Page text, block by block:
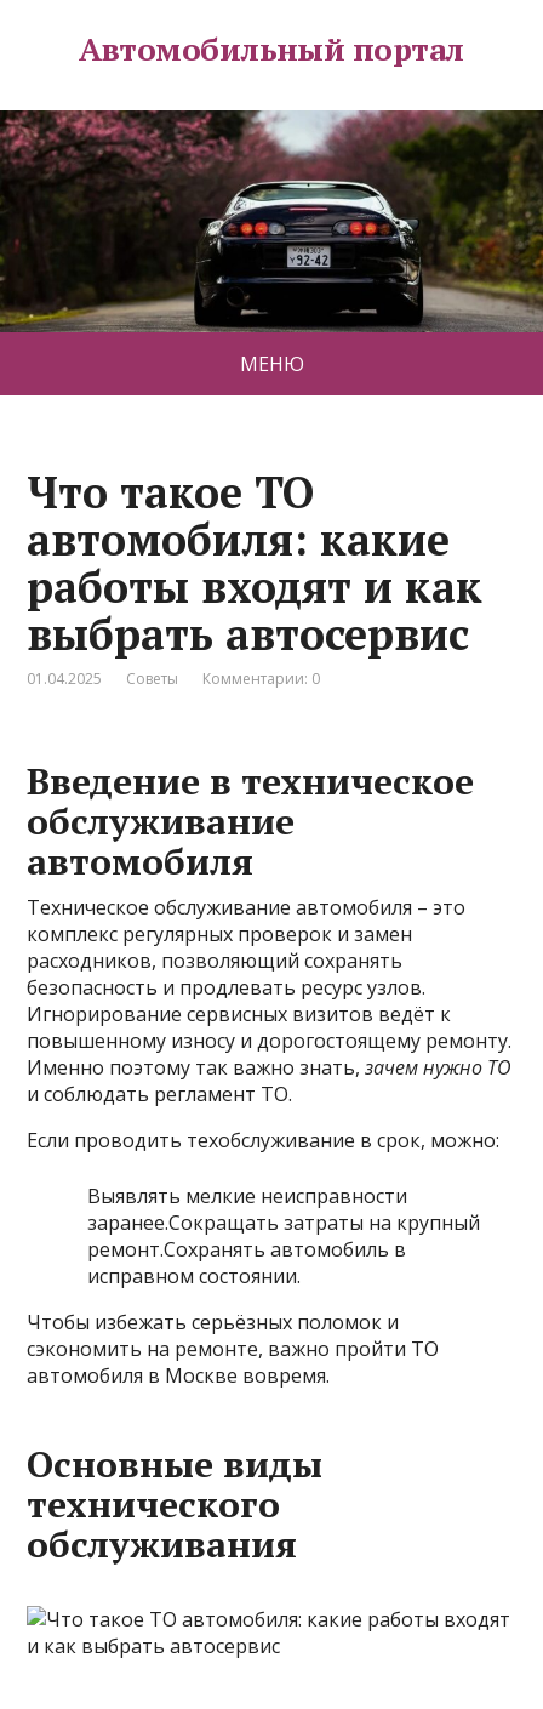
Автомобильный портал
МЕНЮ
Что такое ТО
автомобиля: какие
работы входят и как
выбрать автосервис
01.04.2025 Советы Комментарии: 0
Введение в техническое
обслуживание
автомобиля
Техническое обслуживание автомобиля – это
комплекс регулярных проверок и замен
расходников, позволяющий сохранять
безопасность и продлевать ресурс узлов.
Игнорирование сервисных визитов ведёт к
повышенному износу и дорогостоящему ремонту.
Именно поэтому так важно знать,зачем нужно ТО
и соблюдать регламент ТО.
Если проводить техобслуживание в срок, можно:
Выявлять мелкие неисправности
заранее.Сокращать затраты на крупный
ремонт.Сохранять автомобиль в
исправном состоянии.
Чтобы избежать серьёзных поломок и
сэкономить на ремонте, важно пройти ТО
автомобиля в Москве вовремя.
Основные виды
технического
обслуживания